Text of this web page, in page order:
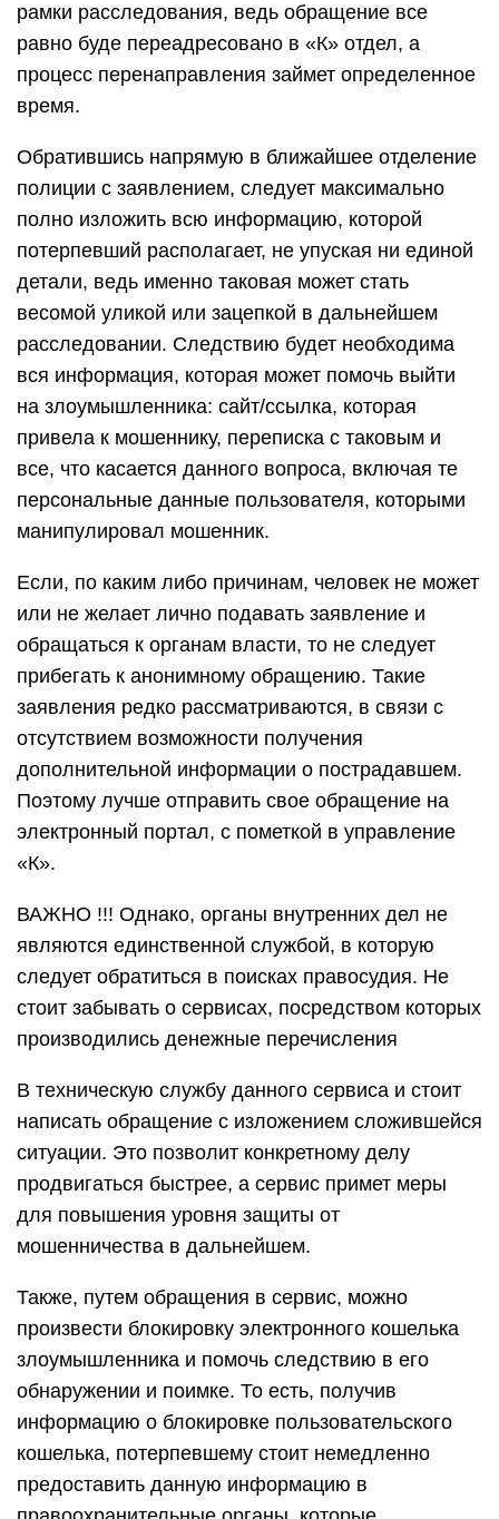
рамки расследования, ведь обращение все
равно буде переадресовано в «К» отдел, а
процесс перенаправления займет определенное
время.
Обратившись напрямую в ближайшее отделение
полиции с заявлением, следует максимально
полно изложить всю информацию, которой
потерпевший располагает, не упуская ни единой
детали, ведь именно таковая может стать
весомой уликой или зацепкой в дальнейшем
расследовании. Следствию будет необходима
вся информация, которая может помочь выйти
на злоумышленника: сайт/ссылка, которая
привела к мошеннику, переписка с таковым и
все, что касается данного вопроса, включая те
персональные данные пользователя, которыми
манипулировал мошенник.
Если, по каким либо причинам, человек не может
или не желает лично подавать заявление и
обращаться к органам власти, то не следует
прибегать к анонимному обращению. Такие
заявления редко рассматриваются, в связи с
отсутствием возможности получения
дополнительной информации о пострадавшем.
Поэтому лучше отправить свое обращение на
электронный портал, с пометкой в управление
«К».
ВАЖНО !!! Однако, органы внутренних дел не
являются единственной службой, в которую
следует обратиться в поисках правосудия. Не
стоит забывать о сервисах, посредством которых
производились денежные перечисления
В техническую службу данного сервиса и стоит
написать обращение с изложением сложившейся
ситуации. Это позволит конкретному делу
продвигаться быстрее, а сервис примет меры
для повышения уровня защиты от
мошенничества в дальнейшем.
Также, путем обращения в сервис, можно
произвести блокировку электронного кошелька
злоумышленника и помочь следствию в его
обнаружении и поимке. То есть, получив
информацию о блокировке пользовательского
кошелька, потерпевшему стоит немедленно
предоставить данную информацию в